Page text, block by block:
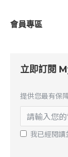
會員專區
立即訂閱
提供您最有保
我已經閱讀